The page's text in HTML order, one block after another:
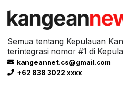
Semua tentang Kepulauan
terintegrasi nomor #1 di
kangeannet.cs@gmail.com
+62 838 3022 xxxx